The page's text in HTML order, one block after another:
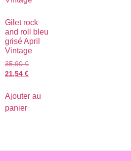
Gilet rock
and roll bleu
grisé April
Vintage
35,90€
21,54 €
Ajouter au
panier